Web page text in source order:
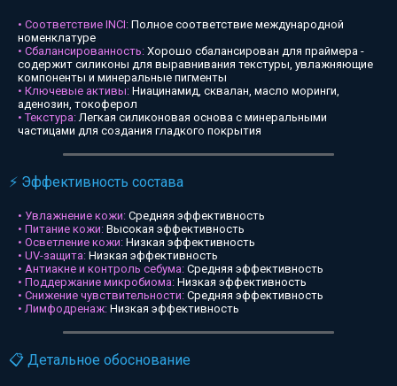
• Соответствие INCI: Полное соответствие международной
номенклатуре
• Сбалансированность: Хорошо сбалансирован для праймера -
содержит силиконы для выравнивания текстуры, увлажняющие
компоненты и минеральные пигменты
• Ключевые активы: Ниацинамид, сквалан, масло моринги,
аденозин, токоферол
• Текстура:Легкая силиконовая основа с минеральными
частицами для создания гладкого покрытия
⚡ Эффективность состава
• Увлажнение кожи: Средняя эффективность
• Питание кожи: Высокая эффективность
• Осветление кожи: Низкая эффективность
• UV-защита: Низкая эффективность
• Антиакне и контроль себума: Средняя эффективность
• Поддержание микробиома: Низкая эффективность
• Снижение чувствительности: Средняя эффективность
• Лимфодренаж: Низкая эффективность
📋 Детальное обоснование